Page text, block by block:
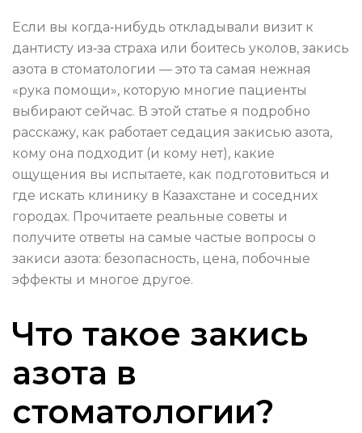
Если вы когда‑нибудь откладывали визит к
дантисту из‑за страха или боитесь уколов, закись
азота в стоматологии — это та самая нежная
«рука помощи», которую многие пациенты
выбирают сейчас. В этой статье я подробно
расскажу, как работает седация закисью азота,
кому она подходит (и кому нет), какие
ощущения вы испытаете, как подготовиться и
где искать клинику в Казахстане и соседних
городах. Прочитаете реальные советы и
получите ответы на самые частые вопросы о
закиси азота: безопасность, цена, побочные
эффекты и многое другое.
Что такое закись
азота в
стоматологии?